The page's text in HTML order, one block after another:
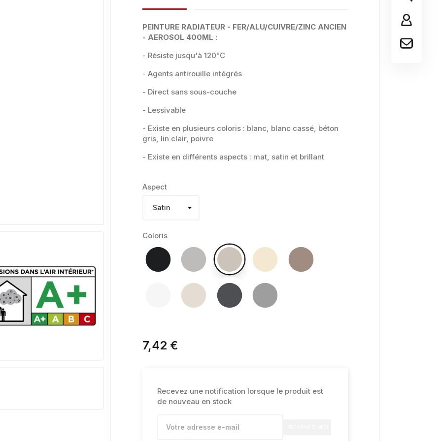
PEINTURE RADIATEUR - FER/ALU/CUIVRE/ZINC ANCIEN
- AEROSOL 400ML :
- Résiste jusqu'à 120°C
- Agents antirouille intégrés
- Direct sans sous-couche
- Lessivable
- Existe en plusieurs coloris : blanc, blanc cassé, béton
gris, lin clair, poivre
- Existe en différents aspects : mat, satin et brillant
Aspect
Coloris
7,42 €
Recevez une notification lorsque le produit est
de nouveau en stock